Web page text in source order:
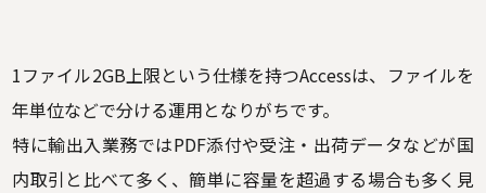
1ファイル2GB上限という仕様を持つAccessは、ファイルを
年単位などで分ける運用となりがちです。
特に輸出入業務ではPDF添付や受注・出荷データなどが国
内取引と比べて多く、簡単に容量を超過する場合も多く見